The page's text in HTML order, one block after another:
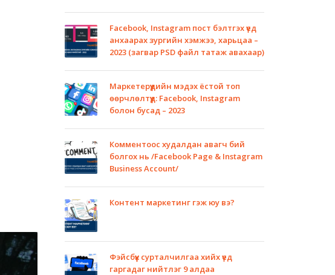
Facebook, Instagram пост бэлтгэх үед
анхаарах зургийн хэмжээ, харьцаа –
2023 (загвар PSD файл татаж авахаар)
Маркетерүүдийн мэдэх ёстой топ
өөрчлөлтүүд: Facebook, Instagram
болон бусад – 2023
Комментоос худалдан авагч бий
болгох нь /Facebook Page & Instagram
Business Account/
Контент маркетинг гэж юу вэ?
Фэйсбүүк сурталчилгаа хийх үед
гаргадаг нийтлэг 9 алдаа